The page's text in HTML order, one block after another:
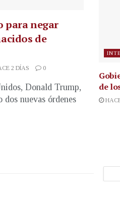
para negar
de
2 DÍAS 0
Donald Trump,
nuevas órdenes
de